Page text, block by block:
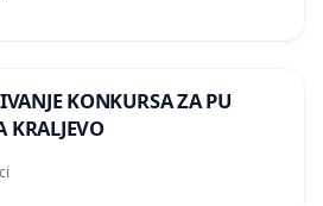
KONKURSA ZA PU
KRALJEVO